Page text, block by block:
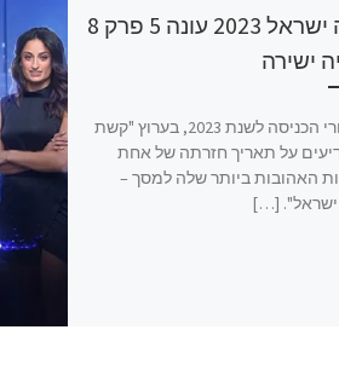
נינג’ה ישראל 2023 עונה 5 פרק 8
ישירה
רגע אחרי הכניסה לשנת 2023, בערוץ "קשת
על תאריך חזרתה של אחת
האהובות ביותר שלה למסך –
ישראל". […]